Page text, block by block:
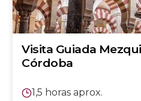
Visita Guiada
Córdoba
1,5 horas aprox.